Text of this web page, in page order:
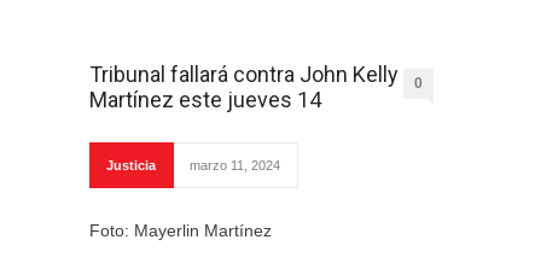
Tribunal fallará contra John Kelly
Martínez este jueves 14
0
Justicia marzo 11, 2024
Foto: Mayerlin Martínez